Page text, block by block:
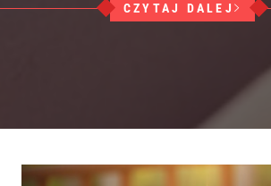
CZYTAJ DALEJ